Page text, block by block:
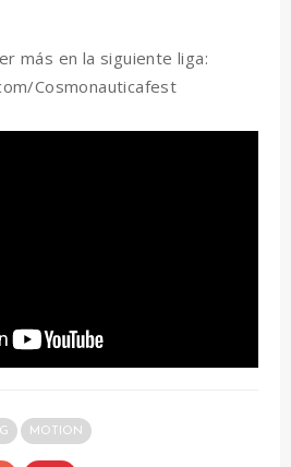
más en la siguiente liga:
Cosmonauticafest
MOTION